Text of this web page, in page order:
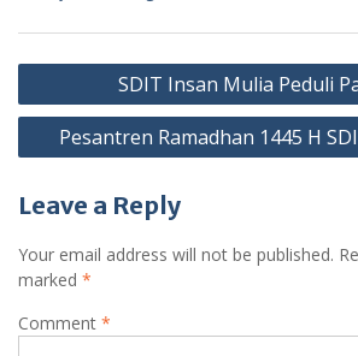
Post
navigation
SDIT Insan Mulia Peduli
Pesantren Ramadhan 1445 H
Leave a Reply
Your email address will not be published.
marked *
Comment *